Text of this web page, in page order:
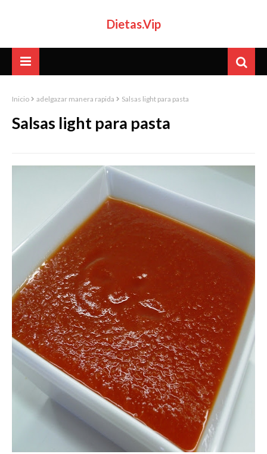
Dietas.Vip
Inicio adelgazar manera rapida Salsas light para pasta
Salsas light para pasta